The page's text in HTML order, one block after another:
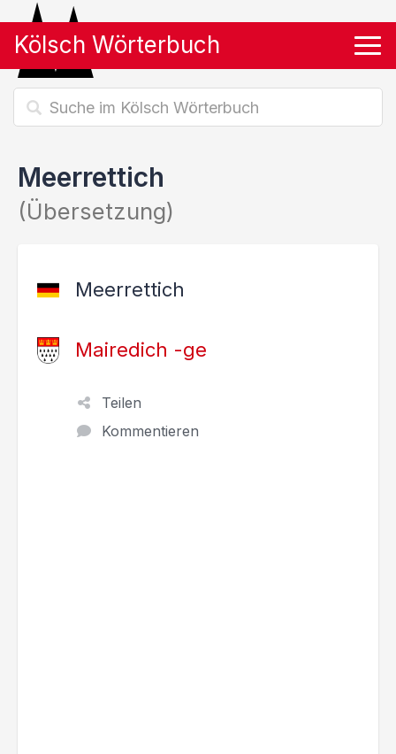
Kölsch Wörterbuch
Meerrettich
(Übersetzung)
Meerrettich
Mairedich -ge
Teilen
Kommentieren